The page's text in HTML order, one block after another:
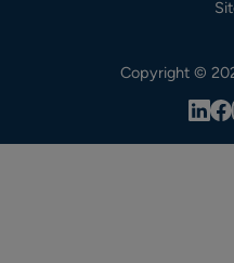
Copyright ©